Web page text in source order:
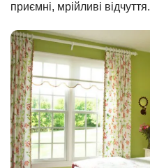
приємні, мрійливі відчуття.